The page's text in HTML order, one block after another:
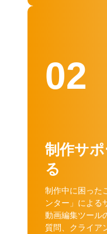
02
制作サ
る
制作中に困った
ンター」による
動画編集ツール
質問、クライア